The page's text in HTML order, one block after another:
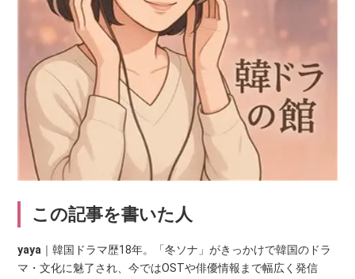
この記事を書いた人
yaya ｜韓国ドラマ歴18年。「冬ソナ」がきっかけで韓国のドラ
マ・文化に魅了され、今ではOSTや俳優情報まで幅広く発信